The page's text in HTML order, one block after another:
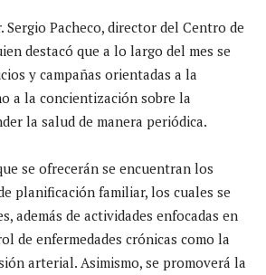
Pacheco, director del Centro de
destacó que a lo largo del mes se
y campañas orientadas a la
a la concientización sobre la
la salud de manera periódica.
se ofrecerán se encuentran los
planificación familiar, los cuales se
además de actividades enfocadas en
de enfermedades crónicas como la
arterial. Asimismo, se promoverá la